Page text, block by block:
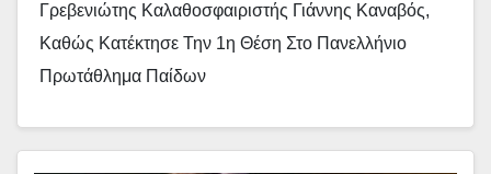
Γρεβενιώτης Καλαθοσφαιριστής Γιάννης Καναβός,
Καθώς Κατέκτησε Την 1η Θέση Στο Πανελλήνιο
Πρωτάθλημα Παίδων